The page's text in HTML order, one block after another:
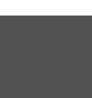
64-битный CPU
1,5 ГГц
VI GPU с
2400 SDRAM